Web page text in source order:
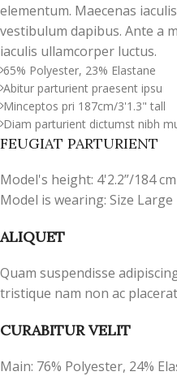
elementum. Maecenas
vestibulum dapibus. Ante a
iaculis ullamcorper luctus.
65% Polyester, 23% Elastane
Abitur parturient praesent ipsu
Minceptos pri 187cm/3'1.3" tall
Diam parturient dictumst nibh
FEUGIAT PARTURIENT
Model's height: 4'2.2”/184 cm
Model is wearing: Size Large
ALIQUET
Quam suspendisse
tristique nam non ac
CURABITUR VELIT
Main: 76% Polyester, 24%